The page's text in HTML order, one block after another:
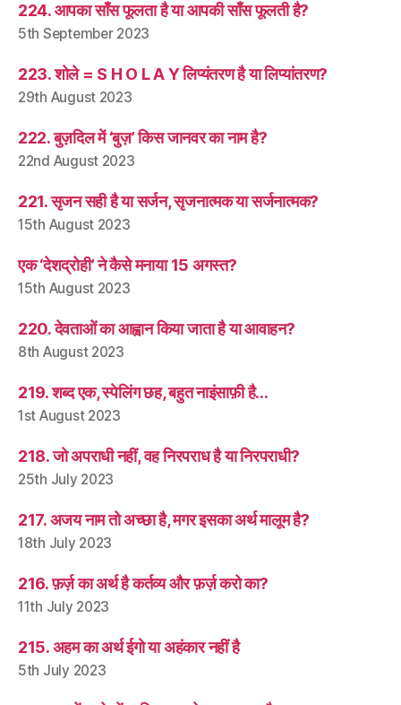
224. आपका साँस फूलता है या आपकी साँस फूलती है?
5th September 2023
223. शोले = S H O L A Y लिप्यंतरण है या लिप्यांतरण?
29th August 2023
222. बुज़दिल में ‘बुज़’ किस जानवर का नाम है?
22nd August 2023
221. सृजन सही है या सर्जन, सृजनात्मक या सर्जनात्मक?
15th August 2023
एक ‘देशद्रोही’ ने कैसे मनाया 15 अगस्त?
15th August 2023
220. देवताओं का आह्वान किया जाता है या आवाहन?
8th August 2023
219. शब्द एक, स्पेलिंग छह, बहुत नाइंसाफ़ी है…
1st August 2023
218. जो अपराधी नहीं, वह निरपराध है या निरपराधी?
25th July 2023
217. अजय नाम तो अच्छा है, मगर इसका अर्थ मालूम है?
18th July 2023
216. फ़र्ज़ का अर्थ है कर्तव्य और फ़र्ज़ करो का?
11th July 2023
215. अहम का अर्थ ईगो या अहंकार नहीं है
5th July 2023